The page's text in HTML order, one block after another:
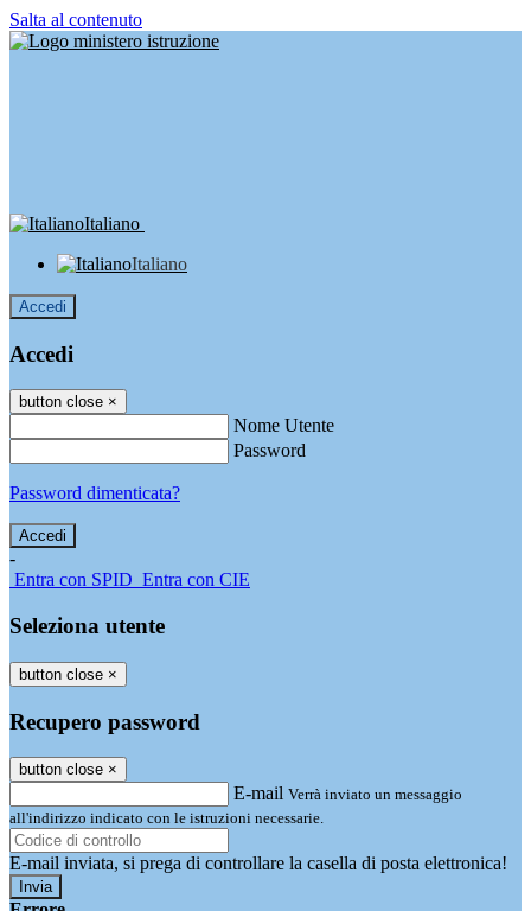
Salta al contenuto
Italiano
Italiano
Accedi
Accedi
button close ×
Nome Utente
Password
Password dimenticata?
-
Entra con SPID Entra con CIE
Seleziona utente
button close ×
Recupero password
button close ×
E-mail Verrà inviato un messaggio
all'indirizzo indicato con le istruzioni necessarie.
E-mail inviata, si prega di controllare la casella di posta elettronica!